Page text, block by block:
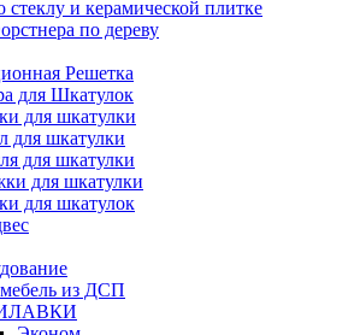
стеклу и керамической плитке
по дереву
Решетка
для Шкатулок
для шкатулки
для шкатулки
для шкатулки
для шкатулки
для шкатулок
из ДСП